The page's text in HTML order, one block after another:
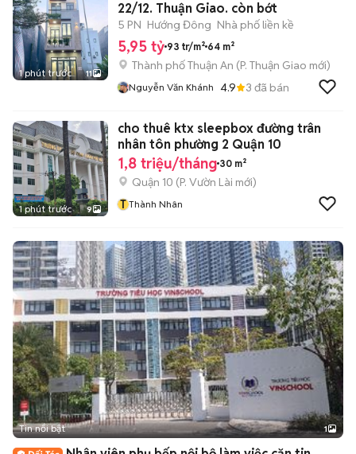
1 phút trước 11
22/12. Thuận Giao. còn bớt
5 PN Hướng Đông Nhà phố liền kề
5,95 tỷ 93 tr/m² 64 m²
Thành phố Thuận An (P. Thuận Giao mới)
Nguyễn Văn Khánh 4.9 3 đã bán
1 phút trước 9
cho thuê ktx sleepbox đường trân
nhân tôn phường 2 Quận 10
1,8 triệu/tháng 30 m²
Quận 10 (P. Vườn Lài mới)
T Thành Nhân
Tin nổi bật 1